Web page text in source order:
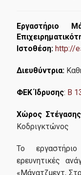
Εργαστήριο
Ιστοθέση: http://
Διευθύντρια:
ΦΕΚ Ίδρυσης: B
Χώρος
Κοδριγκτώνος
Το
ερευνητικές
«Μάνατζμεντ,